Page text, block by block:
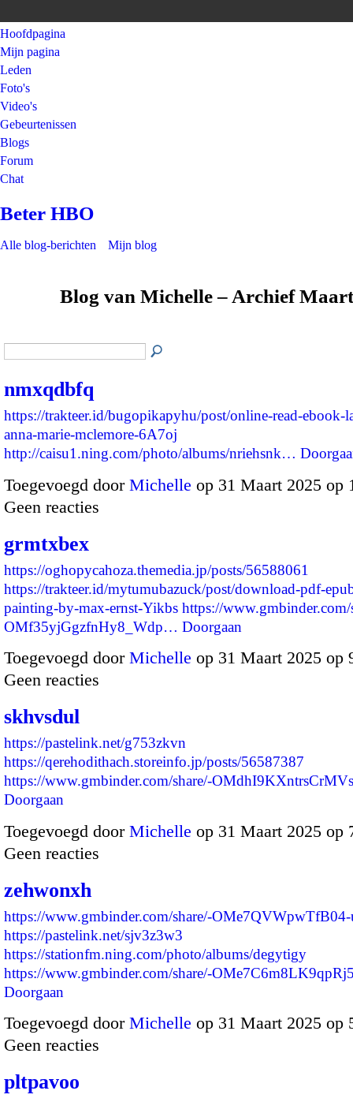
Hoofdpagina
Mijn pagina
Leden
Foto's
Video's
Gebeurtenissen
Blogs
Forum
Chat
Beter HBO
Alle blog-berichten Mijn blog
Blog van Michelle – Archief
nmxqdbfq
https://trakteer.id/bugopikapyhu/post/online-read-ebook-
anna-marie-mclemore-6A7oj
http://caisu1.ning.com/photo/albums/nriehsnk…
Toegevoegd door Michelle op 31 Maart 2025
Geen reacties
grmtxbex
https://oghopycahoza.themedia.jp/posts/56588061
https://trakteer.id/mytumubazuck/post/download-pdf-
painting-by-max-ernst-Yikbs https://www.gmbinder.com/
OMf35yjGgzfnHy8_Wdp… Doorgaan
Toegevoegd door Michelle op 31 Maart 2025
Geen reacties
skhvsdul
https://pastelink.net/g753zkvn
https://qerehodithach.storeinfo.jp/posts/56587387
https://www.gmbinder.com/share/-
Doorgaan
Toegevoegd door Michelle op 31 Maart 2025
Geen reacties
zehwonxh
https://www.gmbinder.com/share/-
https://pastelink.net/sjv3z3w3
https://stationfm.ning.com/photo/albums/degytigy
https://www.gmbinder.com/share/-
Doorgaan
Toegevoegd door Michelle op 31 Maart 2025
Geen reacties
pltpavoo